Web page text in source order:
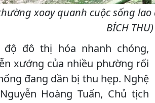
xoay quanh cuộc sống
BÍCH THU)
độ đô thị hóa nhanh chóng,
xướng của nhiều phường rối
đang dần bị thu hẹp. Nghệ
Hoàng Tuấn, Chủ tịch